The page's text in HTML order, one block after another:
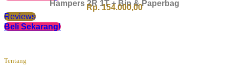
Hampers 2R 1T + Bip & Paperbag
Rp. 154.000,00
Beli Sekarang!
Reviews
Tentang